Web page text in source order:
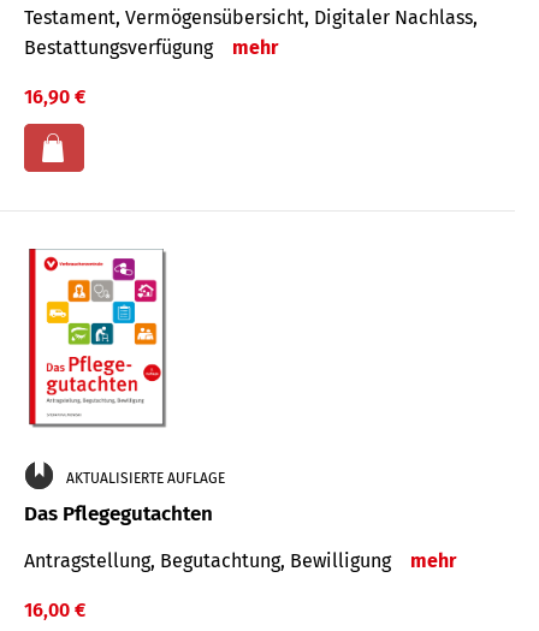
Testament, Vermögens­übersicht, Digitaler Nach­lass,
Bestat­tungs­ver­fügung
mehr
16,90 €
AKTUALISIERTE AUFLAGE
Das Pflegegutachten
Antragstellung, Begutachtung, Bewilligung mehr
16,00 €